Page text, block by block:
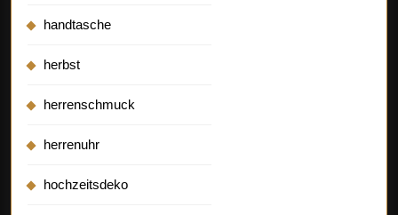
handtasche
herbst
herrenschmuck
herrenuhr
hochzeitsdeko